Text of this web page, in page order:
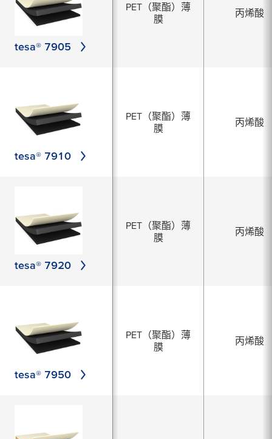
tesa® 7905
PET（聚酯）薄
膜
丙烯酸
tesa® 7910
PET（聚酯）薄
膜
丙烯酸
tesa® 7920
PET（聚酯）薄
膜
丙烯酸
tesa® 7950
PET（聚酯）薄
膜
丙烯酸